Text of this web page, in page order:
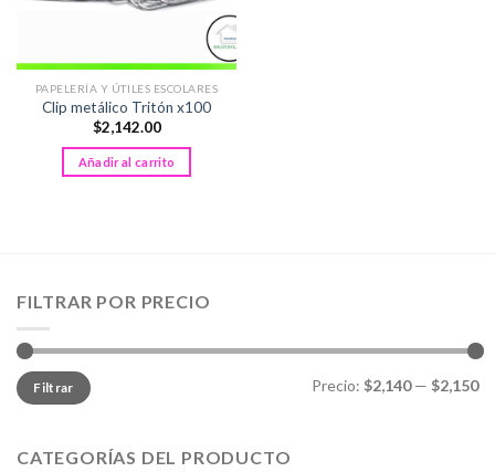
PAPELERÍA Y ÚTILES ESCOLARES
Clip metálico Tritón x100
$2,142.00
Añadir al carrito
FILTRAR POR PRECIO
Precio
mínimo
Precio
máximo
Filtrar Precio: $2,140— $2,150
CATEGORÍAS DEL PRODUCTO